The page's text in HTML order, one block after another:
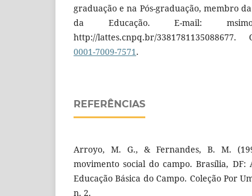
graduação e na Pós-graduação, membro
da Educação. E-mail:
http://lattes.cnpq.br/
0001-7009-7571 .
REFERÊNCIAS
Arroyo, M. G., & Fernandes, B. M.
movimento social do campo. Brasília, DF:
Educação Básica do Campo. Coleção Por
n. 2.